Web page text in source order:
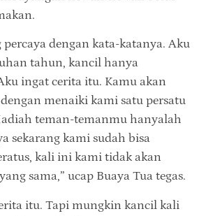
dengan kata-katanya. Aku
tahun, kancil hanya
ingat cerita itu. Kamu akan
menaiki kami satu persatu
teman-temanmu hanyalah
sekarang kami sudah bisa
kali ini kami tidak akan
sama,” ucap Buaya Tua tegas.
itu. Tapi mungkin kancil kali